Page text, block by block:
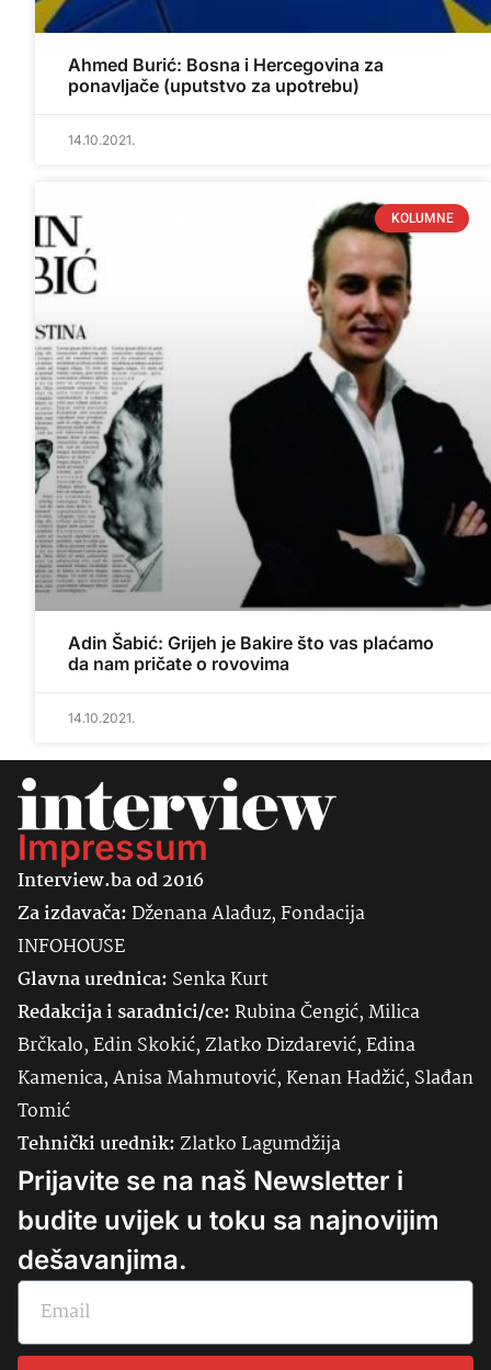
Ahmed Burić: Bosna i Hercegovina za
ponavljače (uputstvo za upotrebu)
14.10.2021.
KOLUMNE
Adin Šabić: Grijeh je Bakire što vas plaćamo
da nam pričate o rovovima
14.10.2021.
Impressum
Interview.ba od 2016
Za izdavača:Dženana Alađuz, Fondacija
INFOHOUSE
Glavna urednica: SenkaKurt
Redakcija i saradnici/ce:Rubina Čengić, Milica
Brčkalo, Edin Skokić, Zlatko Dizdarević, Edina
Kamenica, Anisa Mahmutović, Kenan Hadžić, Slađan
Tomić
Tehnički urednik:Zlatko Lagumdžija
Prijavite se na naš Newsletter i
budite uvijek u toku sa najnovijim
dešavanjima.